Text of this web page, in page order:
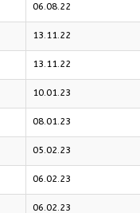
06.08.22
13.11.22
13.11.22
10.01.23
08.01.23
05.02.23
06.02.23
06.02.23